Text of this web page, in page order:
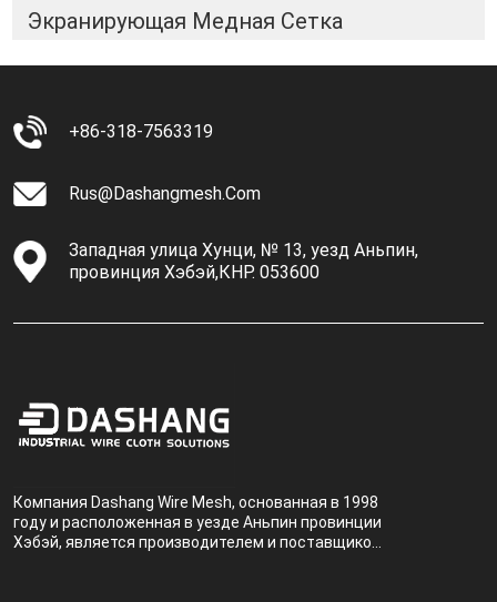
Экранирующая Медная Сетка
+86-318-7563319
Rus@dashangmesh.com
Западная улица Хунци, № 13, уезд Аньпин,
провинция Хэбэй,КНР. 053600
Компания Dashang Wire Mesh, основанная в 1998
году и расположенная в уезде Аньпин провинции
Хэбэй, является производителем и поставщиком,